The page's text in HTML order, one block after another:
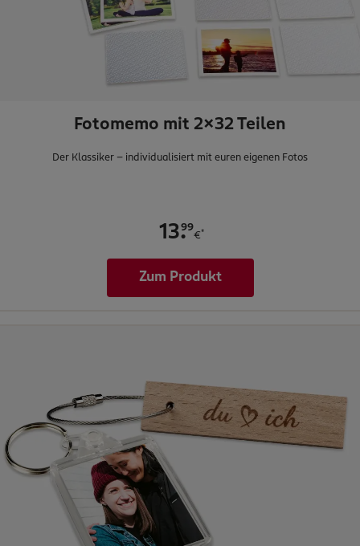
Fotomemo mit 2x32 Teilen
Der Klassiker - individualisiert mit euren eigenen Fotos
13.
99
€*
Zum Produkt